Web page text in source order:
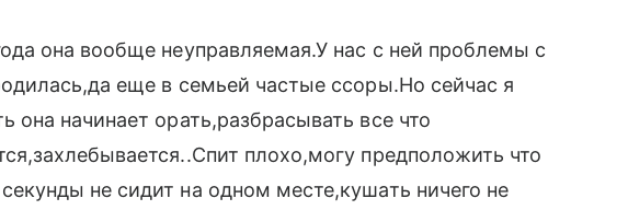
она вообще неуправляемая.У нас с ней проблемы с
еще в семьей частые ссоры.Но сейчас я
она начинает орать,разбрасывать все что
плохо,могу предположить что
не сидит на одном месте,кушать ничего не